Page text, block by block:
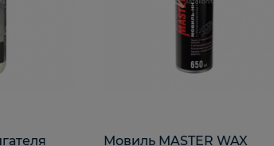
Мовиль MASTER WAX